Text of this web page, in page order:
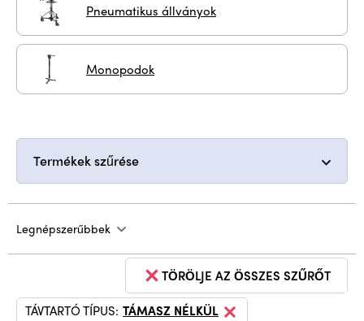
Pneumatikus állványok
Monopodok
Termékek szűrése
Legnépszerűbbek
TÖRÖLJE AZ ÖSSZES SZŰRŐT
TÁVTARTÓ TÍPUS: TÁMASZ NÉLKÜL